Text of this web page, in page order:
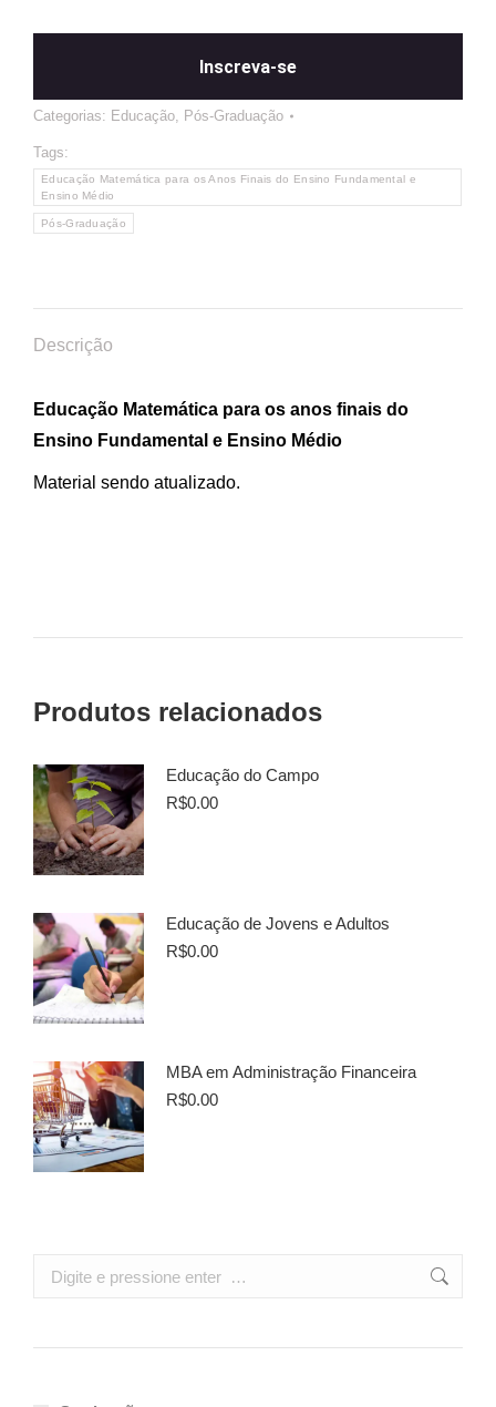
Inscreva-se
Categorias: Educação, Pós-Graduação
Tags:
Educação Matemática para os Anos Finais do Ensino Fundamental e
Ensino Médio
Pós-Graduação
Descrição
Educação Matemática para os anos finais do
Ensino Fundamental e Ensino Médio
Material sendo atualizado.
Produtos relacionados
Educação do Campo
R$0.00
Educação de Jovens e Adultos
R$0.00
MBA em Administração Financeira
R$0.00
Search: